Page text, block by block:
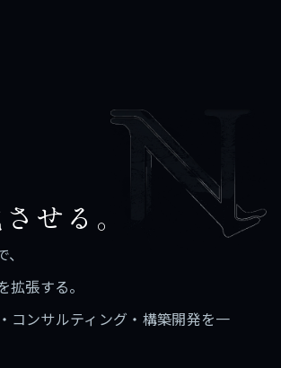
せる。
拡張する。
コンサルティング・構築開発を一